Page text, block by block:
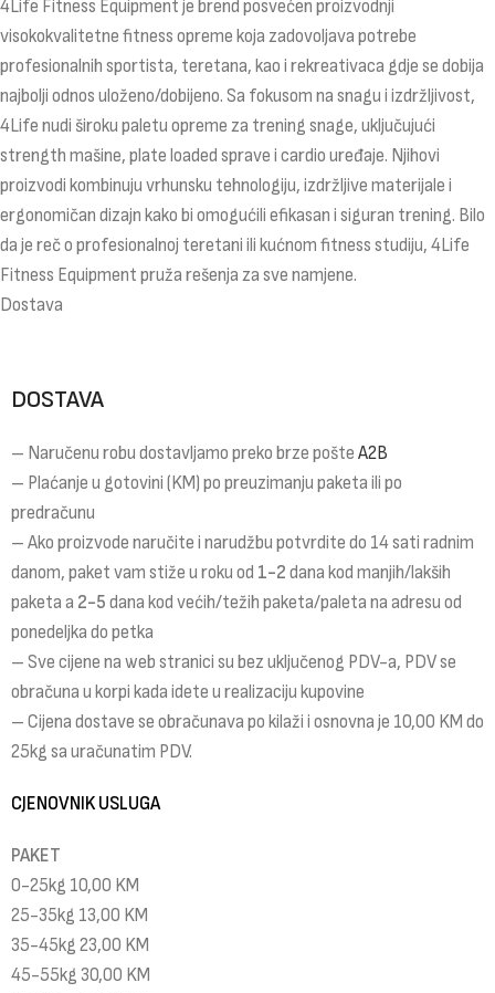
4Life Fitness Equipment je brend posvećen proizvodnji
visokokvalitetne fitness opreme koja zadovoljava potrebe
profesionalnih sportista, teretana, kao i rekreativaca gdje se dobija
najbolji odnos uloženo/dobijeno. Sa fokusom na snagu i izdržljivost,
4Life nudi široku paletu opreme za trening snage, uključujući
strength mašine, plate loaded sprave i cardio uređaje. Njihovi
proizvodi kombinuju vrhunsku tehnologiju, izdržljive materijale i
ergonomičan dizajn kako bi omogućili efikasan i siguran trening. Bilo
da je reč o profesionalnoj teretani ili kućnom fitness studiju, 4Life
Fitness Equipment pruža rešenja za sve namjene.
Dostava
DOSTAVA
– Naručenu robu dostavljamo preko brze pošte A2B
– Plaćanje u gotovini (KM) po preuzimanju paketa ili po
predračunu
– Ako proizvode naručite i narudžbu potvrdite do 14 sati radnim
danom, paket vam stiže u roku od 1-2 dana kod manjih/lakših
paketa a 2-5 dana kod većih/težih paketa/paleta na adresu od
ponedeljka do petka
– Sve cijene na web stranici su bez uključenog PDV-a, PDV se
obračuna u korpi kada idete u realizaciju kupovine
– Cijena dostave se obračunava po kilaži i osnovna je 10,00 KM do
25kg sa uračunatim PDV.
CJENOVNIK USLUGA
PAKET
0-25kg 10,00 KM
25-35kg 13,00 KM
35-45kg 23,00 KM
45-55kg 30,00 KM